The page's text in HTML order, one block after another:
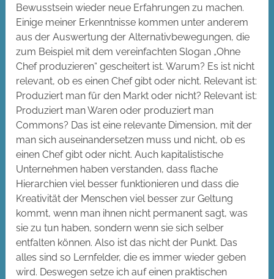
Bewusstsein wieder neue Erfahrungen zu machen.
Einige meiner Erkenntnisse kommen unter anderem
aus der Auswertung der Alternativbewegungen, die
zum Beispiel mit dem vereinfachten Slogan „Ohne
Chef produzieren“ gescheitert ist. Warum? Es ist nicht
relevant, ob es einen Chef gibt oder nicht. Relevant ist:
Produziert man für den Markt oder nicht? Relevant ist:
Produziert man Waren oder produziert man
Commons? Das ist eine relevante Dimension, mit der
man sich auseinandersetzen muss und nicht, ob es
einen Chef gibt oder nicht. Auch kapitalistische
Unternehmen haben verstanden, dass flache
Hierarchien viel besser funktionieren und dass die
Kreativität der Menschen viel besser zur Geltung
kommt, wenn man ihnen nicht permanent sagt, was
sie zu tun haben, sondern wenn sie sich selber
entfalten können. Also ist das nicht der Punkt. Das
alles sind so Lernfelder, die es immer wieder geben
wird. Deswegen setze ich auf einen praktischen